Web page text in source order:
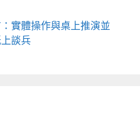
實體操作與桌上推演並
談兵